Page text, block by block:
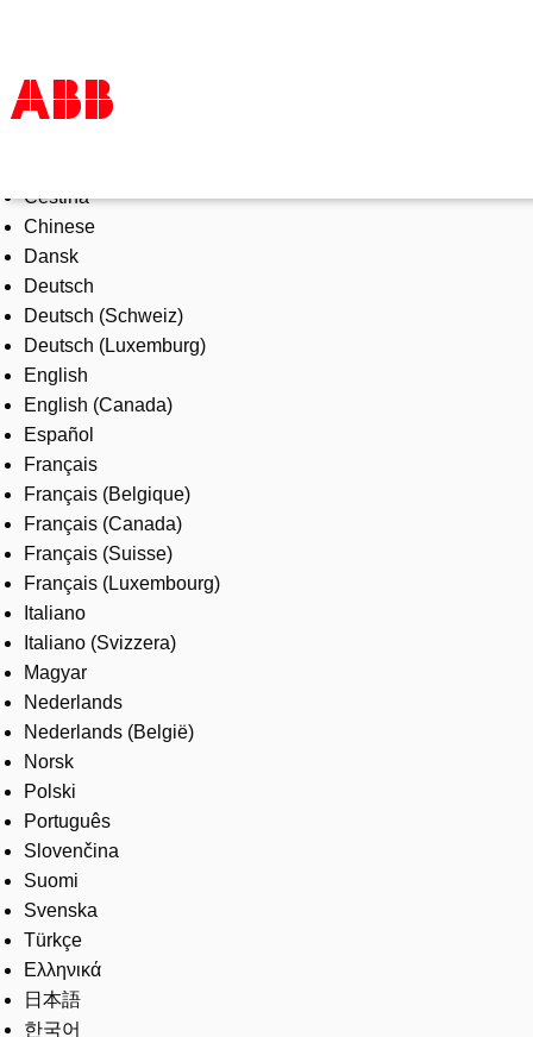
Products & Solutions
Industries
Services
About us
Where to buy
Contact us
Careers
Čeština
Chinese
Dansk
Deutsch
Deutsch (Schweiz)
Deutsch (Luxemburg)
English
English (Canada)
Español
Français
Français (Belgique)
Français (Canada)
Français (Suisse)
Français (Luxembourg)
Italiano
Italiano (Svizzera)
Magyar
Nederlands
Nederlands (België)
Norsk
Polski
Português
Slovenčina
Suomi
Svenska
Türkçe
Ελληνικά
日本語
한국어